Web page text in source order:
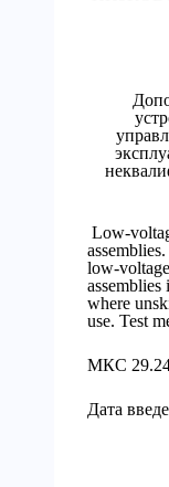
Low-
low-
assemblies
where
use. Test
МКС
Дата